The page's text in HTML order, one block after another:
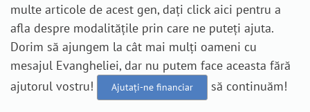
multe articole de acest gen, dați click aici pentru a
afla despre modalitățile prin care ne puteți ajuta.
Dorim să ajungem la cât mai mulți oameni cu
mesajul Evangheliei, dar nu putem face aceasta fără
ajutorul vostru!
Ajutați-ne financiar să continuăm!